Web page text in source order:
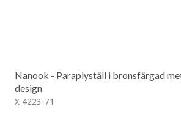
Nanook - Paraplyställ i bronsfärgad
design
X 4223-71